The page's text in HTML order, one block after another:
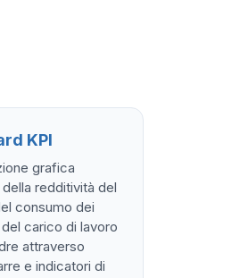
KPI
grafica
redditività del
consumo dei
carico di lavoro
attraverso
e indicatori di